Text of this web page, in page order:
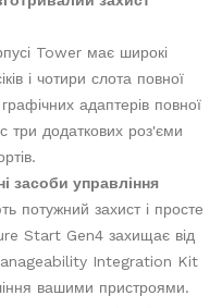
Tower має широкі
і чотири слота повної
адаптерів повної
три додаткових роз'єми
засоби управління
потужний захист і просте
Start Gen4 захищає від
Integration Kit
вашими пристроями.